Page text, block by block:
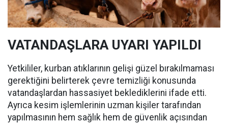
VATANDAŞLARA UYARI YAPILDI
Yetkililer, kurban atıklarının gelişi güzel bırakılmaması
gerektiğini belirterek çevre temizliği konusunda
vatandaşlardan hassasiyet beklediklerini ifade etti.
Ayrıca kesim işlemlerinin uzman kişiler tarafından
yapılmasının hem sağlık hem de güvenlik açısından